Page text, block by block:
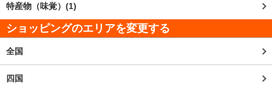
特産物（味覚）(1)
ショッピングのエリアを変更する
全国
四国